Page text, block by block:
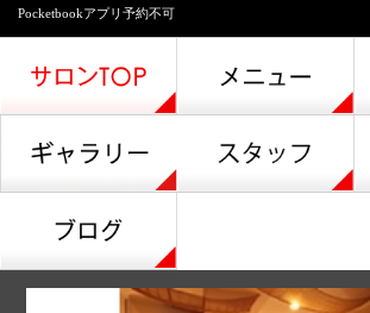
Pocketbookアプリ予約不可